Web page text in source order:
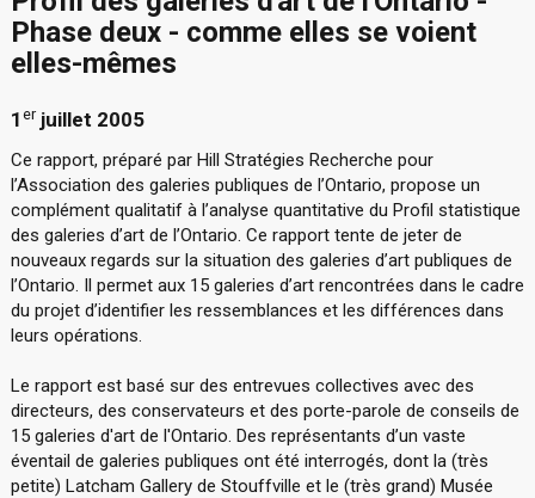
Phase deux - comme elles se voient
elles-mêmes
1 erjuillet 2005
Ce rapport, préparé par Hill Stratégies Recherche pour
l’Association des galeries publiques de l’Ontario, propose un
complément qualitatif à l’analyse quantitative du Profil statistique
des galeries d’art de l’Ontario. Ce rapport tente de jeter de
nouveaux regards sur la situation des galeries d’art publiques de
l’Ontario. Il permet aux 15 galeries d’art rencontrées dans le cadre
du projet d’identifier les ressemblances et les différences dans
leurs opérations.
Le rapport est basé sur des entrevues collectives avec des
directeurs, des conservateurs et des porte-parole de conseils de
15 galeries d'art de l'Ontario. Des représentants d’un vaste
éventail de galeries publiques ont été interrogés, dont la (très
petite) Latcham Gallery de Stouffville et le (très grand) Musée